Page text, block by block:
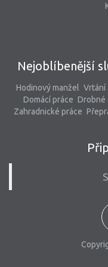
Nejoblíbenější
Hodinový manžel Vrtání
Domácí práce Drobné
Zahradnické práce